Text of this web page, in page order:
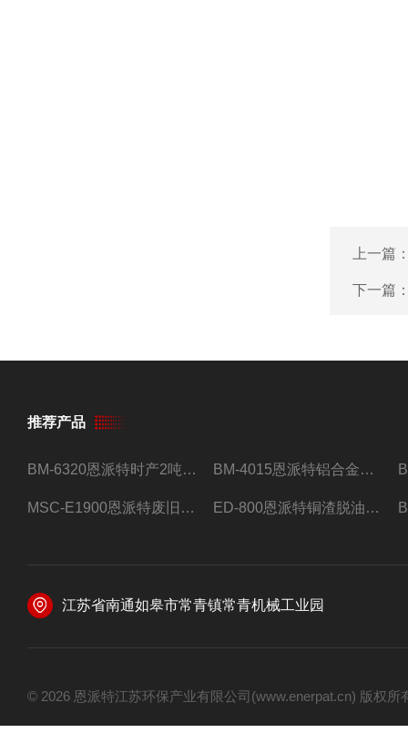
上一篇
下一篇
推荐产品
BM-6320恩派特时产2吨合金钢屑压饼机 BM-4015恩派特铝合金屑压饼机 脱油效果好
MSC-E1900恩派特废旧锂电池极片破碎处理设备 ED-800恩派特铜渣脱油机废铜屑铝屑甩油机
江苏省南通如皋市常青镇常青机械工业园
© 2026 恩派特江苏环保产业有限公司(www.enerpat.cn) 版权